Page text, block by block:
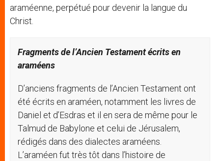
araméenne, perpétué pour devenir la langue du
Christ.
Fragmentsde l’Ancien Testamentécrits en
araméens
D’anciens fragments de l’Ancien Testament ont
été écrits en araméen, notamment les livres de
Daniel et d’Esdras et il en sera de même pour le
Talmud de Babylone et celui de Jérusalem,
rédigés dans des dialectes araméens.
L’araméen fut très tôt dans l’histoire de